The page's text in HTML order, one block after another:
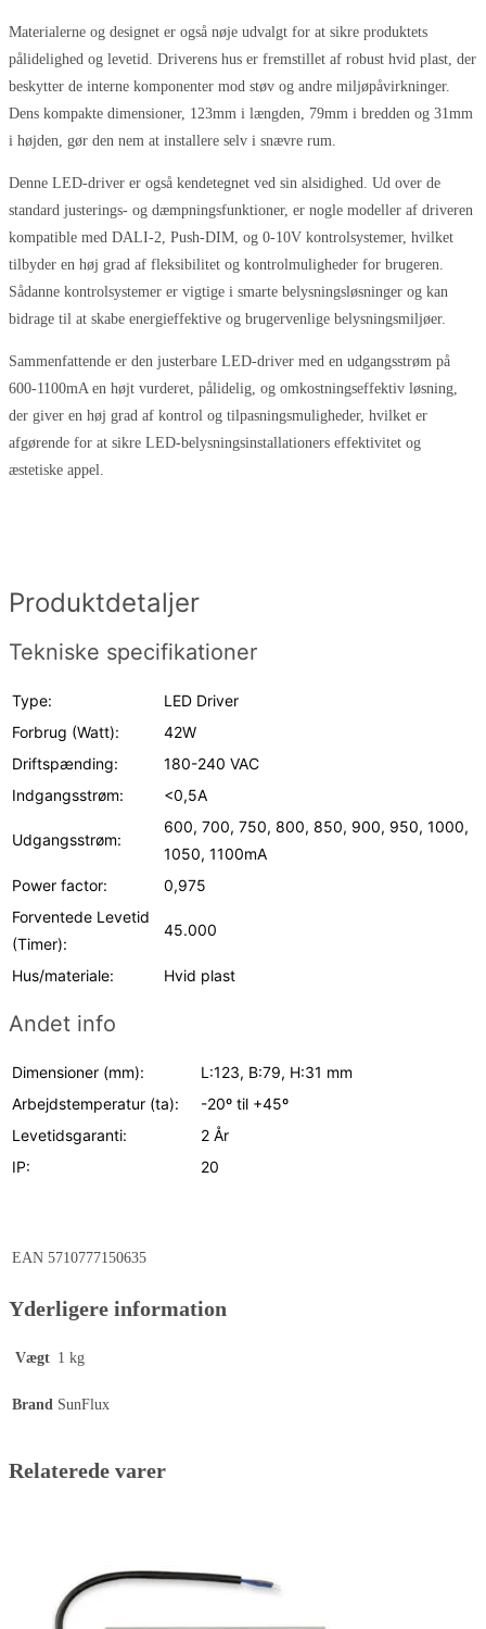
Materialerne og designet er også nøje udvalgt for at sikre produktets
pålidelighed og levetid. Driverens hus er fremstillet af robust hvid plast, der
beskytter de interne komponenter mod støv og andre miljøpåvirkninger.
Dens kompakte dimensioner, 123mm i længden, 79mm i bredden og 31mm
i højden, gør den nem at installere selv i snævre rum.
Denne LED-driver er også kendetegnet ved sin alsidighed. Ud over de
standard justerings- og dæmpningsfunktioner, er nogle modeller af driveren
kompatible med DALI-2, Push-DIM, og 0-10V kontrolsystemer, hvilket
tilbyder en høj grad af fleksibilitet og kontrolmuligheder for brugeren.
Sådanne kontrolsystemer er vigtige i smarte belysningsløsninger og kan
bidrage til at skabe energieffektive og brugervenlige belysningsmiljøer.
Sammenfattende er den justerbare LED-driver med en udgangsstrøm på
600-1100mA en højt vurderet, pålidelig, og omkostningseffektiv løsning,
der giver en høj grad af kontrol og tilpasningsmuligheder, hvilket er
afgørende for at sikre LED-belysningsinstallationers effektivitet og
æstetiske appel.
Produktdetaljer
Tekniske specifikationer
Type:
LED Driver
Forbrug (Watt):
42W
Driftspænding:
180-240 VAC
Indgangsstrøm:
<0,5A
Udgangsstrøm:
600, 700, 750, 800, 850, 900, 950, 1000,
1050, 1100mA
Power factor:
0,975
Forventede Levetid
(Timer):
45.000
Hus/materiale: Hvid plast
Andet info
Dimensioner (mm):
L:123, B:79, H:31 mm
Arbejdstemperatur (ta):
-20º til +45º
Levetidsgaranti:
2 År
IP:
20
EAN 5710777150635
Yderligere information
Vægt 1 kg
Brand SunFlux
Relaterede varer